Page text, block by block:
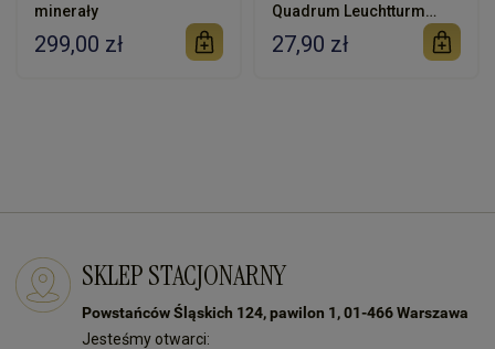
minerały
299,00 zł
Quadrum Leuchtturm
czarne etui
27,90 zł
SKLEP STACJONARNY
Powstańców Śląskich 124, pawilon 1, 01-466 Warszawa
Jesteśmy otwarci: